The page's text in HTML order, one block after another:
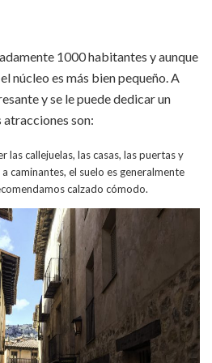
1000 habitantes y aunque
núcleo es más bien pequeño. A
y se le puede dedicar un
atracciones son:
las callejuelas, las casas, las puertas y
caminantes, el suelo es generalmente
calzado cómodo.